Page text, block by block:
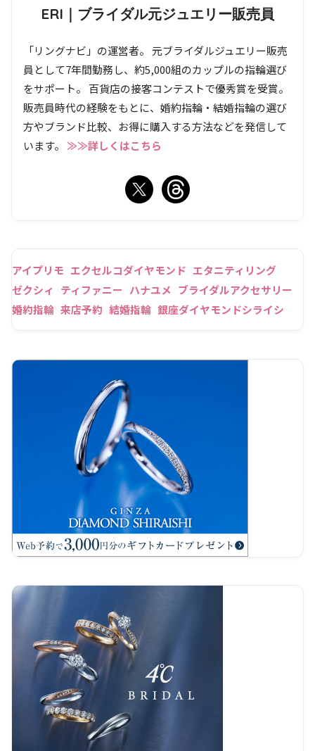
ERI｜ブライダル元ジュエリー販売員
「リングナビ」の運営者。 元ブライダルジュエリー販売
員として7年間勤務し、約5,000組のカップルの指輪選び
をサポート。 百貨店の接客コンテストで優秀賞を受賞。
販売員時代の経験をもとに、婚約指輪・結婚指輪の選び
方やブランド比較、お得に購入する方法などを発信して
います。 ≫≫詳しくはこちら
アイプリモ エクセルコダイヤモンド エタニティリング
ゼクシィ
ティファニー ハナユメ ブライダルアクセサリー
婚約指輪 来店予約 結婚指輪 銀座ダイヤモンドシライシ